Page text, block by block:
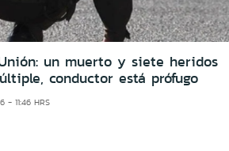
un muerto y siete heridos
conductor está prófugo
- 11:46 HRS